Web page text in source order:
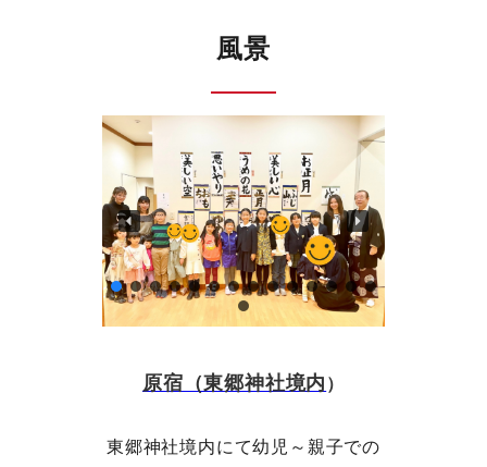
風景
原宿（東郷神社境内 ）
東郷神社境内にて幼児～親子での